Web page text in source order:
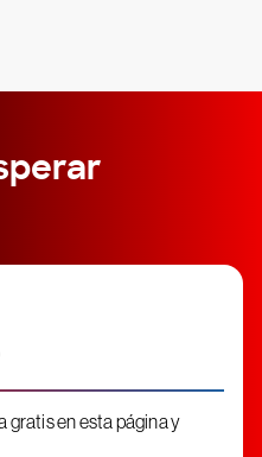
gratis en esta página y